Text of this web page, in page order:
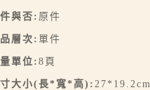
與否: 原件
層次: 單件
單位: 8頁
大小(長*寬*高): 27*19.2cm